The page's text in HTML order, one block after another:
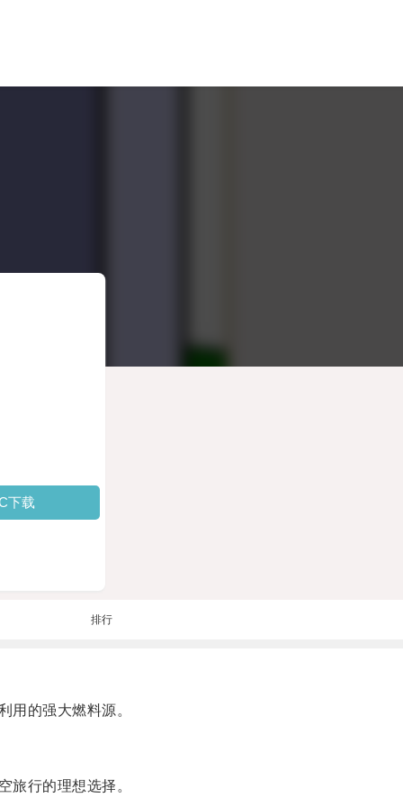
下载
排行
的强大燃料源。
行的理想选择。